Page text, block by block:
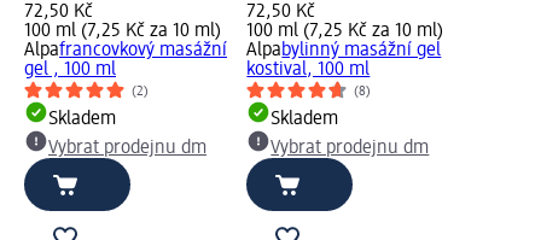
72,50 Kč
100 ml (7,25 Kč za 10 ml)
Alpafrancovkový masážní
gel , 100 ml
(2)
Skladem
Vybrat prodejnu dm
72,50 Kč
100 ml (7,25 Kč za 10 ml)
Alpabylinný masážní gel
kostival, 100 ml
(8)
Skladem
Vybrat prodejnu dm